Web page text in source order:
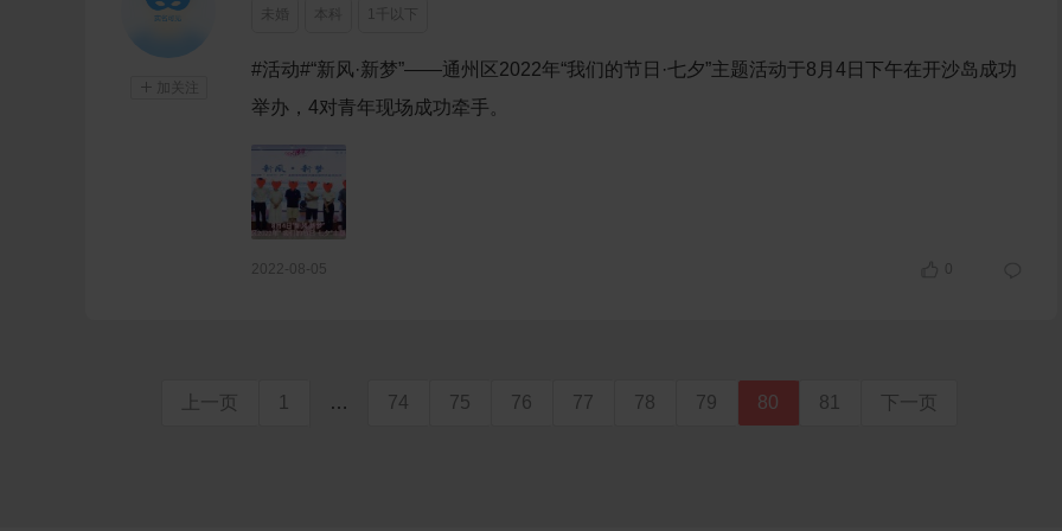
 加关注
1千以下
#活动#“新风·新梦”——通州区2022年“我们的节日·七夕”主题活动于8月4日下午在开沙岛成功
举办，4对青年现场成功牵手。
2022-08-05 0
上一页 1 … 74 75 76 77 78 79 80 81 下一页